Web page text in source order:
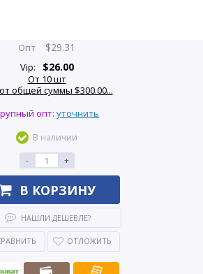
Опт $29.31
Vip: $26.00
От 10 шт
общей суммы $300.00...
опт: уточнить
В наличии
-
+
В КОРЗИНУ
НАШЛИ ДЕШЕВЛЕ?
ОТЛОЖИТЬ